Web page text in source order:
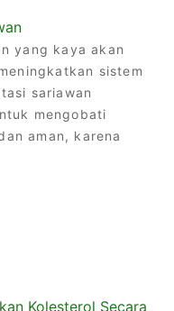
yang kaya akan
sistem
sariawan
mengobati
aman, karena
Kolesterol Secara